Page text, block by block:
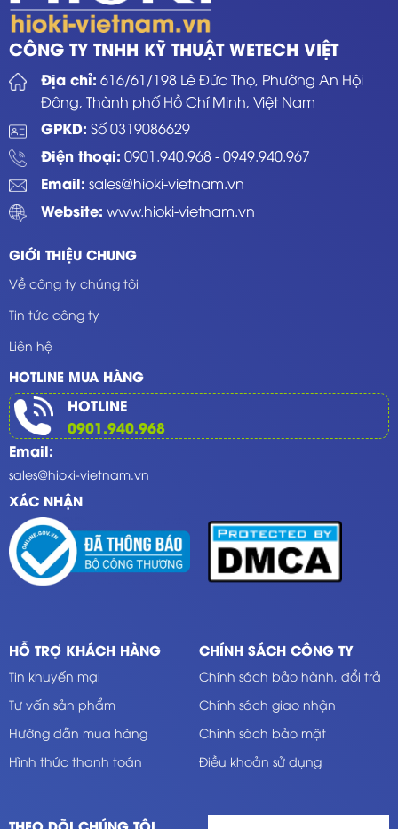
CÔNG TY TNHH KỸ THUẬT WETECH VIỆT
Địa chỉ: 616/61/198 Lê Đức Thọ, Phường An Hội
Đông, Thành phố Hồ Chí Minh, Việt Nam
GPKD: Số 0319086629
Điện thoại: 0901.940.968-0949.940.967
Email: sales@hioki-vietnam.vn
Website: www.hioki-vietnam.vn
GIỚI THIỆU CHUNG
Về công ty chúng tôi
Tin tức công ty
Liên hệ
HOTLINE MUA HÀNG
HOTLINE
0901.940.968
Email:
sales@hioki-vietnam.vn
XÁC NHẬN
HỖ TRỢ KHÁCH HÀNG
Tin khuyến mại
Tư vấn sản phẩm
Hướng dẫn mua hàng
Hình thức thanh toán
CHÍNH SÁCH CÔNG TY
Chính sách bảo hành, đổi trả
Chính sách giao nhận
Chính sách bảo mật
Điều khoản sử dụng